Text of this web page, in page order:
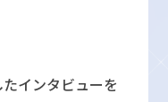
インタビューを